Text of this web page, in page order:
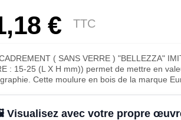
€ TTC
( SANS VERRE ) "BELLEZZA"
: 15-25 (L X H mm)) permet de mettre en
Cette moulure en bois de la marque
Visualisez avec votre propre